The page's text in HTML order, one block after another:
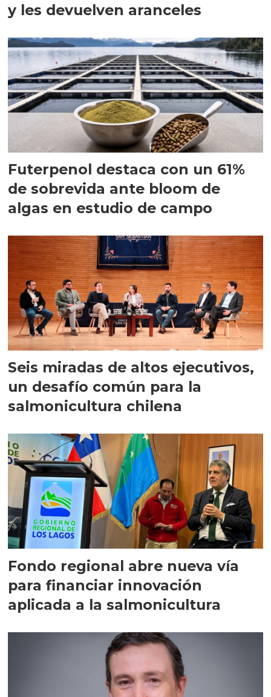
y les devuelven aranceles
Futerpenol destaca con un 61%
de sobrevida ante bloom de
algas en estudio de campo
Seis miradas de altos ejecutivos,
un desafío común para la
salmonicultura chilena
Fondo regional abre nueva vía
para financiar innovación
aplicada a la salmonicultura